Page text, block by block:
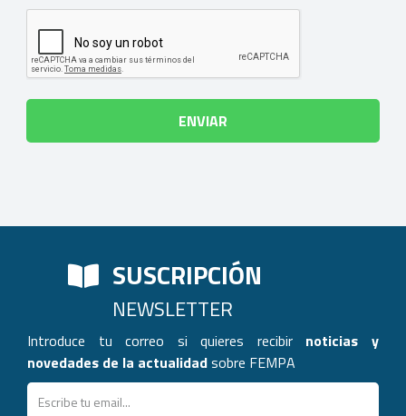
SUSCRIPCIÓN
NEWSLETTER
Introduce tu correo si quieres recibir noticias y
novedades de la actualidadsobre FEMPA